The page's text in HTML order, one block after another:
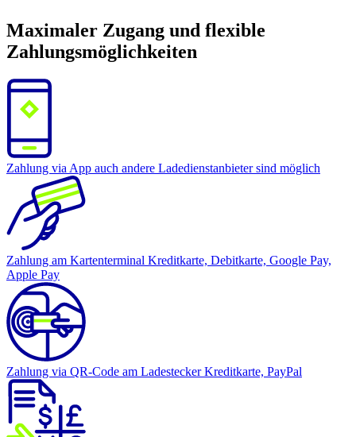
Maximaler Zugang und flexible
Zahlungsmöglichkeiten
Zahlung via App auch andere Ladedienstanbieter sind möglich
Zahlung am Kartenterminal Kreditkarte, Debitkarte, Google Pay,
Apple Pay
Zahlung via QR-Code am Ladestecker Kreditkarte, PayPal